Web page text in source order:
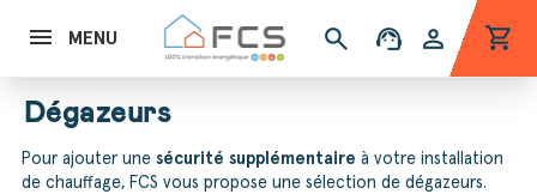
MENU search support_agent person shopping_cart
Dégazeurs
Pour ajouter unesécurité supplémentaire à votre installation
de chauffage, FCS vous propose une sélection de dégazeurs.